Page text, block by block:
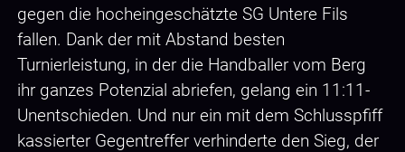
gegen die hocheingeschätzte SG Untere Fils
fallen. Dank der mit Abstand besten
Turnierleistung, in der die Handballer vom Berg
ihr ganzes Potenzial abriefen, gelang ein 11:11-
Unentschieden. Und nur ein mit dem Schlusspfiff
kassierter Gegentreffer verhinderte den Sieg, der